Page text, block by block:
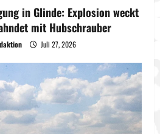
in Glinde: Explosion weckt
mit Hubschrauber
Juli 27, 2026